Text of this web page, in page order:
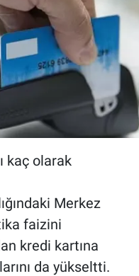
kaç olarak
Merkez
faizini
kredi kartına
da yükseltti.